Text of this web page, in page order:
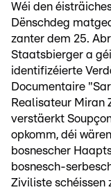
Wéi den
Dënschdeg
zanter dem 25.
Staatsbierger a
identifizéierte
Documentaire
Realisateur Miran
verstäerkt
opkomm, déi
bosnescher
bosnesch-
Ziviliste schéissen